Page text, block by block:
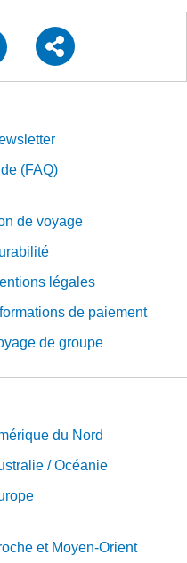
(FAQ)
de voyage
légales
de paiement
de groupe
du Nord
/ Océanie
et Moyen-Orient